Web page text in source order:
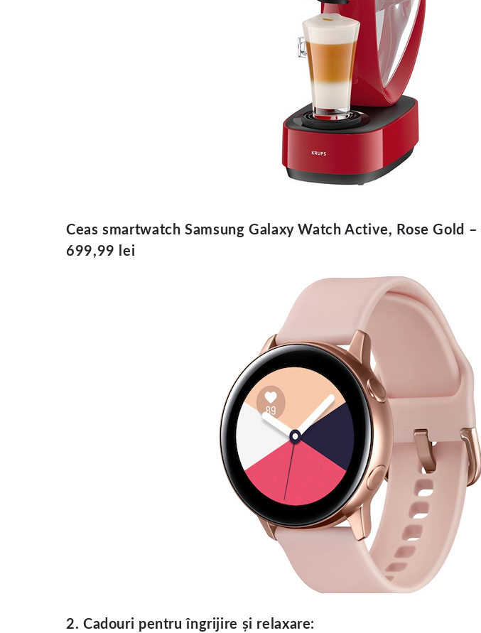
Ceas smartwatch Samsung Galaxy Watch Active, Rose Gold –
699,99 lei
2. Cadouri pentru îngrijire și relaxare: